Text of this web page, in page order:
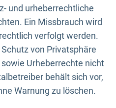
und urheberrechtliche
Ein Missbrauch wird
verfolgt werden.
von Privatsphäre
Urheberrechte nicht
behält sich vor,
Warnung zu löschen.